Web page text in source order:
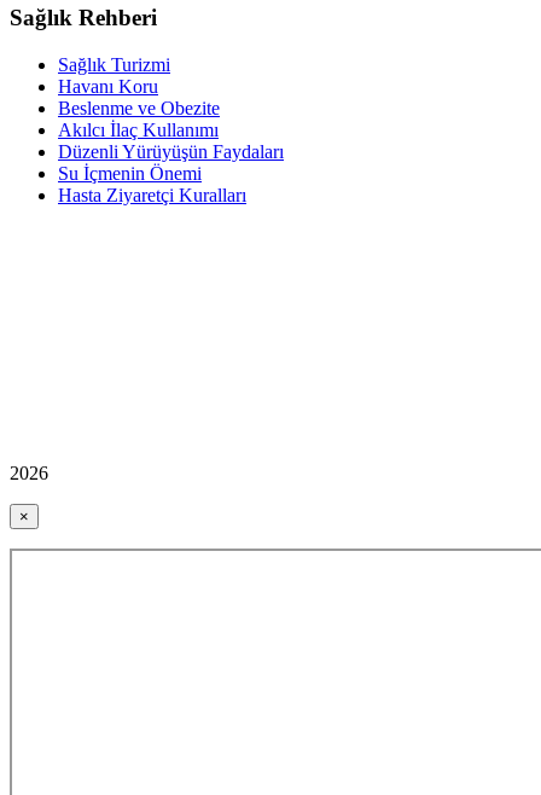
Sağlık Rehberi
Sağlık Turizmi
Havanı Koru
Beslenme ve Obezite
Akılcı İlaç Kullanımı
Düzenli Yürüyüşün Faydaları
Su İçmenin Önemi
Hasta Ziyaretçi Kuralları
2026
×